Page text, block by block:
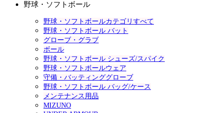
野球・ソフトボール
野球・ソフトボールカテゴリすべて
野球・ソフトボール バット
グローブ・グラブ
ボール
野球・ソフトボール シューズ/スパイク
野球・ソフトボールウェア
守備・バッティンググローブ
野球・ソフトボール バッグ/ケース
メンテナンス用品
MIZUNO